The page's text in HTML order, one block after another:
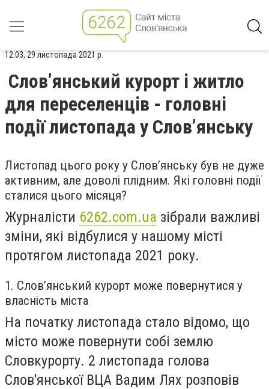
12:03, 29 листопада 2021 р.
Слов’янський курорт і житло
для переселенців - головні
події листопада у Слов’янську
Листопад цього року у Слов’янську був не дуже
активним, але доволі плідним. Які головні події
сталися цього місяця?
Журналісти 6262.com.ua зібрали важливі
зміни, які відбулися у нашому місті
протягом листопада 2021 року.
1. Слов’янський курорт може повернутися у
власність міста
На початку листопада стало відомо, що
місто може повернути собі землю
Словкурорту. 2 листопада голова
Слов'янської ВЦА Вадим Лях розповів